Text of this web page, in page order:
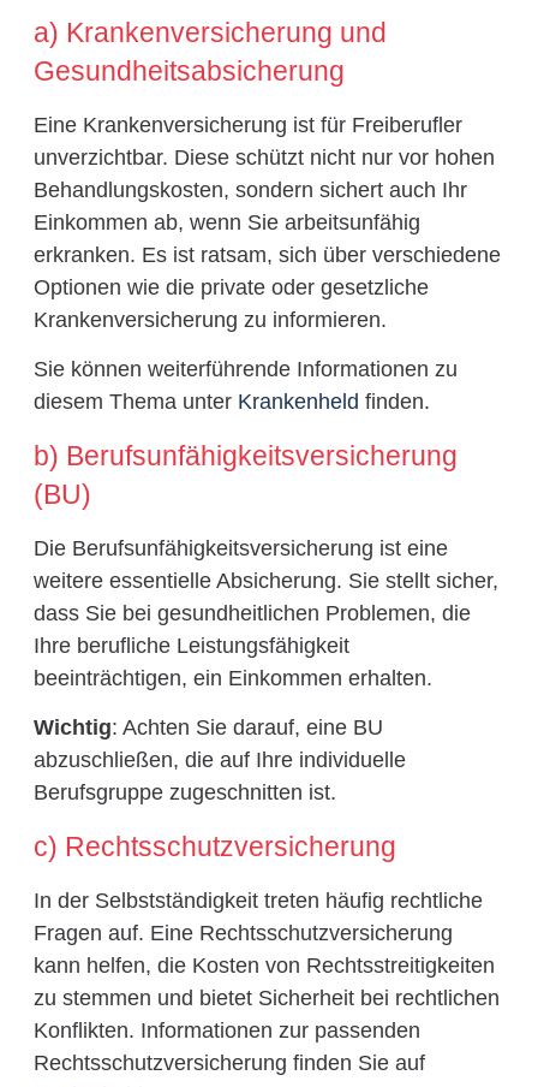
a) Krankenversicherung und
Gesundheitsabsicherung
Eine Krankenversicherung ist für Freiberufler
unverzichtbar. Diese schützt nicht nur vor hohen
Behandlungskosten, sondern sichert auch Ihr
Einkommen ab, wenn Sie arbeitsunfähig
erkranken. Es ist ratsam, sich über verschiedene
Optionen wie die private oder gesetzliche
Krankenversicherung zu informieren.
Sie können weiterführende Informationen zu
diesem Thema unter Krankenheld finden.
b) Berufsunfähigkeitsversicherung
(BU)
Die Berufsunfähigkeitsversicherung ist eine
weitere essentielle Absicherung. Sie stellt sicher,
dass Sie bei gesundheitlichen Problemen, die
Ihre berufliche Leistungsfähigkeit
beeinträchtigen, ein Einkommen erhalten.
Wichtig: Achten Sie darauf, eine BU
abzuschließen, die auf Ihre individuelle
Berufsgruppe zugeschnitten ist.
c) Rechtsschutzversicherung
In der Selbstständigkeit treten häufig rechtliche
Fragen auf. Eine Rechtsschutzversicherung
kann helfen, die Kosten von Rechtsstreitigkeiten
zu stemmen und bietet Sicherheit bei rechtlichen
Konflikten. Informationen zur passenden
Rechtsschutzversicherung finden Sie auf